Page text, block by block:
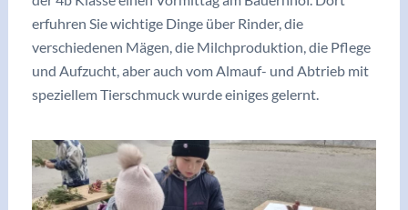
erfuhren Sie wichtige Dinge über Rinder, die
verschiedenen Mägen, die Milchproduktion, die Pflege
und Aufzucht, aber auch vom Almauf- und Abtrieb mit
speziellem Tierschmuck wurde einiges gelernt.